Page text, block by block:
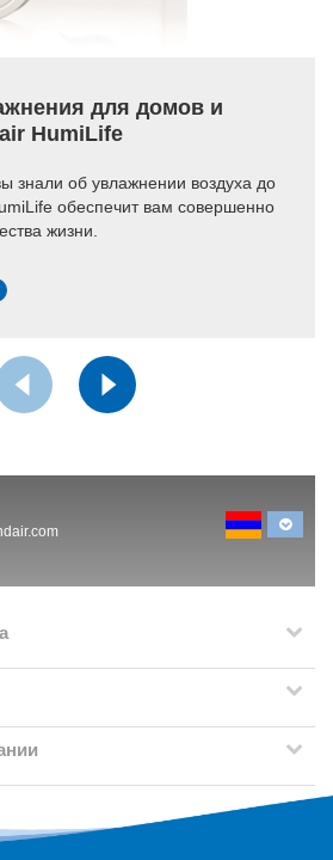
для домов и
HumiLife
знали об увлажнении воздуха до
обеспечит вам совершенно
жизни.